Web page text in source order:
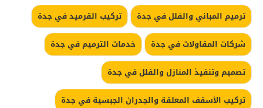
ترميم المباني والفلل في جدة
تركيب القرميد في جدة
شركات المقاولات في جدة
خدمات الترميم في جدة
تصميم وتنفيذ المنازل والفلل في جدة
تركيب الأسقف المعلقة والجدران الجبسية في جدة